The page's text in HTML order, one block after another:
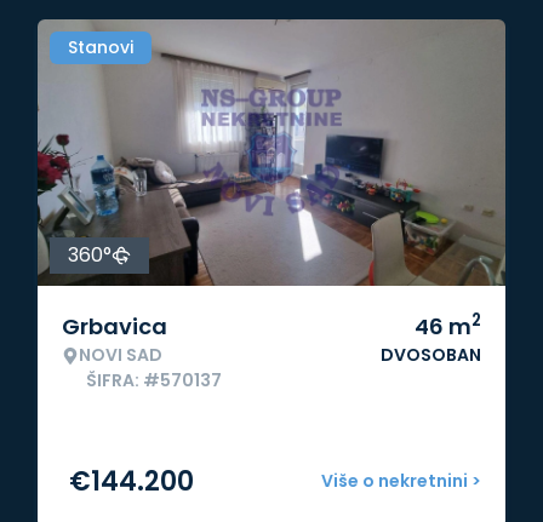
Stanovi
360°
Grbavica
NOVI SAD
ŠIFRA: #570137
46 m2
DVOSOBAN
Više o nekretnini >
€144.200